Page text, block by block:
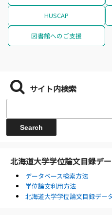
HUSCAP
図書館へのご支援
サイト内検索
北海道大学学位論文目録デ
データベース検索方法
学位論文利用方法
北海道大学学位論文目録デー